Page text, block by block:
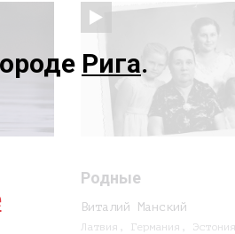
Родные
Виталий Манский
Латвия, Германия,
Рига.